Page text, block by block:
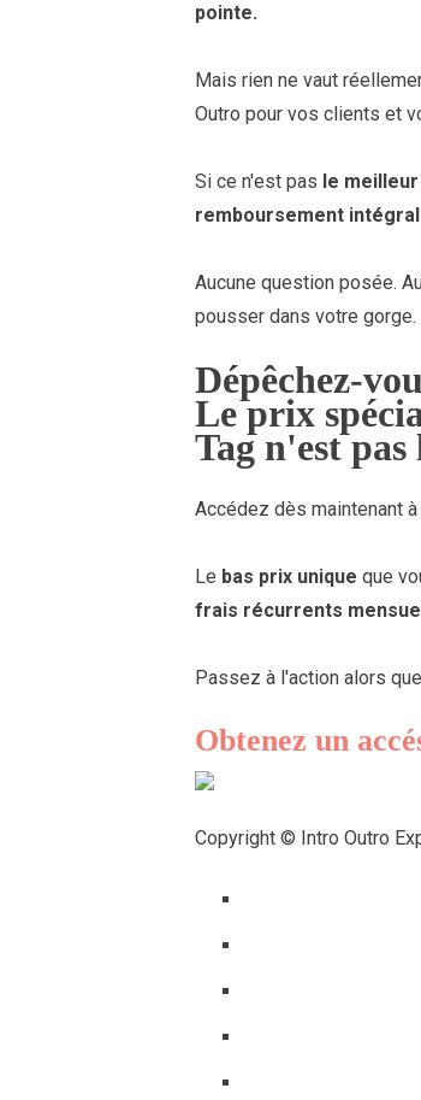
pointe.
Mais rien ne vaut
Outro pour vos clients et
Si ce n'est pas le
remboursement
Aucune question posée.
pousser dans votre gorge.
Dépêchez-
Le prix
Tag n'est
Accédez dès maintenant
Le bas prix unique que
frais récurrents
Passez à l'action alors
Obtenez un
Copyright © Intro Outro